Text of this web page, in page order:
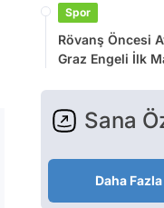
Spor
Rövanş Öncesi
Graz Engeli İlk
Sana
Daha